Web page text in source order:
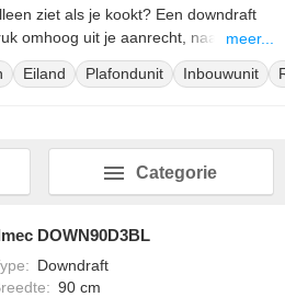
ziet als je kookt? Een downdraft
omhoog uit je aanrecht, naast of
de damp weg bij de bron en verdwijnt
en ideaal bij een kookeiland of een
Falmec, Siemens en Miele. We
de scherpste prijs.
op 4 dingen:
grootte van je keuken
meer...
Eiland Plafondunit Inbouwunit
Categorie
DOWN90D3BL
: Downdraft
: 90 cm